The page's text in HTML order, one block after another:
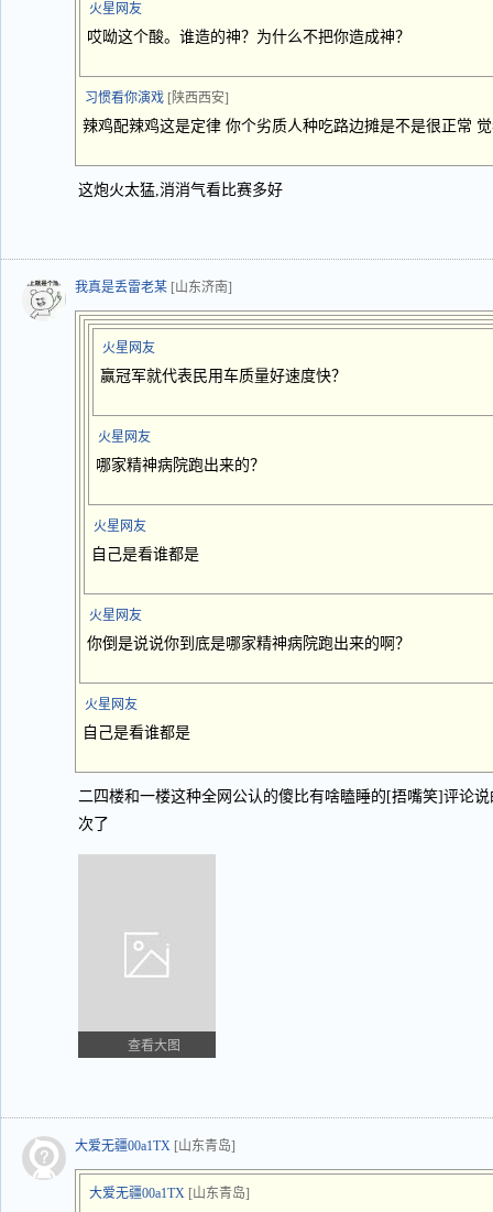
火星网友
哎呦这个酸。谁造的神？为什么不把你造成神？
习惯看你演戏 [陕西西安]
辣鸡配辣鸡这是定律 你个劣质人种吃路边摊是不是很正常
这炮火太猛,消消气看比赛多好
我真是丢雷老某 [山东济南]
火星网友
赢冠军就代表民用车质量好速度快？
火星网友
哪家精神病院跑出来的？
火星网友
自己是看谁都是
火星网友
你倒是说说你到底是哪家精神病院跑出来的啊？
火星网友
自己是看谁都是
二四楼和一楼这种全网公认的傻比有啥瞌睡的[捂嘴笑]评论
次了
查看大图
大爱无疆00a1TX [山东青岛]
大爱无疆00a1TX [山东青岛]